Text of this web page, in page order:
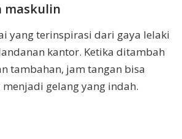
maskulin
yang terinspirasi dari gaya lelaki
kantor. Ketika ditambah
tambahan, jam tangan bisa
gelang yang indah.